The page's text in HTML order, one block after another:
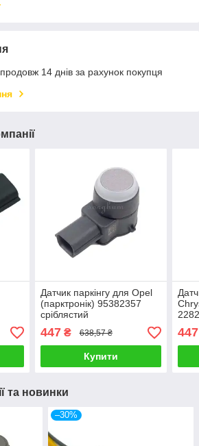
14 днів за рахунок покупця
Датчик паркінгу для Opel
(парктронік) 95382357
сріблястий
447₴ 638,57 ₴
Купити
447
та новинки
–30%